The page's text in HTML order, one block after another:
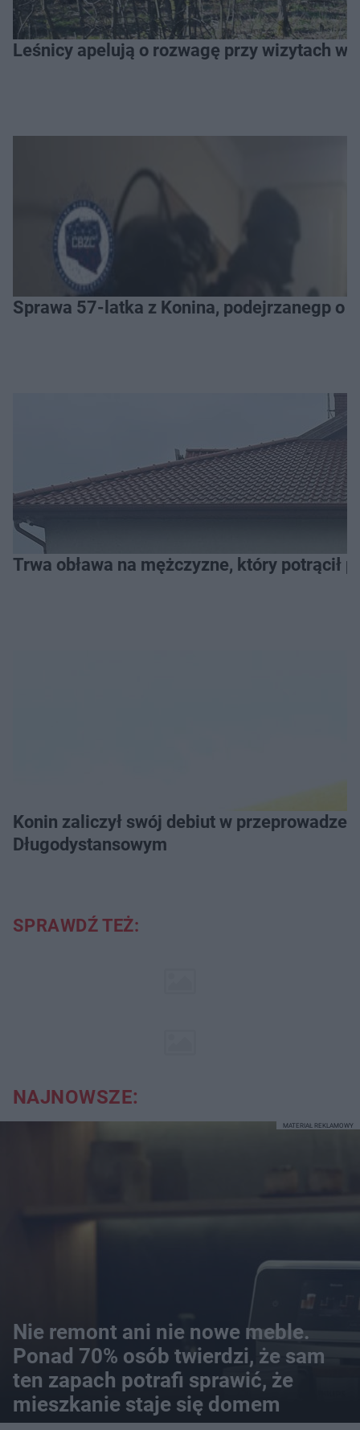
Leśnicy apelują o rozwagę przy wizytach w
Sprawa 57-latka z Konina, podejrzanegp o
Trwa obława na mężczyzne, który potrącił
Konin zaliczył swój debiut w przeprowadzeniu Grand Prix Wielkopolski w Pływaniu
Długodystansowym
SPRAWDŹ TEŻ:
NAJNOWSZE:
Nie remont ani nie nowe meble.
Ponad 70% osób twierdzi, że sam
ten zapach potrafi sprawić, że
mieszkanie staje się domem
MATERIAŁ REKLAMOWY